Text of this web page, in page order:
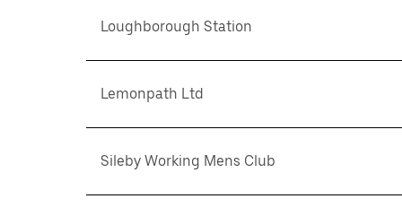
Loughborough Station
Lemonpath Ltd
Sileby Working Mens Club